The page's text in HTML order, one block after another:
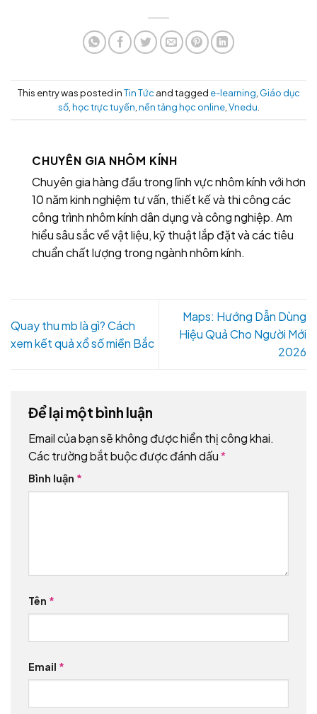
This entry was posted inTin Tức and tagged e-learning Giáo dục
số, học trực tuyến nền tảng học online, Vnedu
CHUYÊN GIA NHÔM KÍNH
Chuyên gia hàng đầu trong lĩnh vực nhôm kính với hơn
10 năm kinh nghiệm tư vấn, thiết kế và thi công các
công trình nhôm kính dân dụng và công nghiệp. Am
hiểu sâu sắc về vật liệu, kỹ thuật lắp đặt và các tiêu
chuẩn chất lượng trong ngành nhôm kính.
Quay thu mb là gì? Cách
xem kết quả xổ số miền Bắc
Maps: Hướng Dẫn Dùng
Hiệu Quả Cho Người Mới
2026
Để lại một bình luận
Email của bạn sẽ không được hiển thị công khai.
Các trường bắt buộc được đánh dấu*
Bình luận *
Tên *
Email *